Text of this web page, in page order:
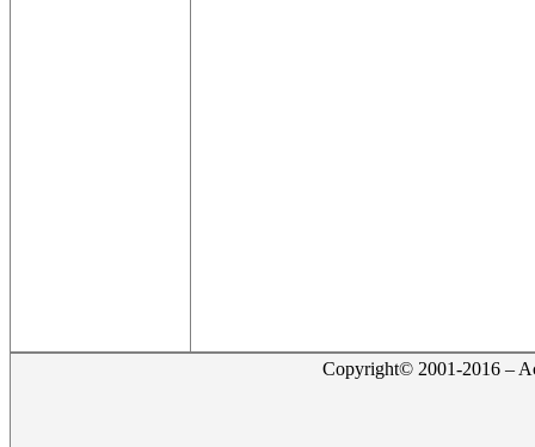
Copyright© 2001-2016 –